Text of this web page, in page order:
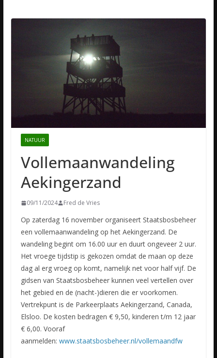
NATUUR
Vollemaanwandeling
Aekingerzand
09/11/2024 Fred de Vries
Op zaterdag 16 november organiseert Staatsbosbeheer
een vollemaanwandeling op het Aekingerzand. De
wandeling begint om 16.00 uur en duurt ongeveer 2 uur.
Het vroege tijdstip is gekozen omdat de maan op deze
dag al erg vroeg op komt, namelijk net voor half vijf. De
gidsen van Staatsbosbeheer kunnen veel vertellen over
het gebied en de (nacht-)dieren die er voorkomen.
Vertrekpunt is de Parkeerplaats Aekingerzand, Canada,
Elsloo. De kosten bedragen € 9,50, kinderen t/m 12 jaar
€ 6,00. Vooraf
aanmelden: www.staatsbosbeheer.nl/vollemaandfw